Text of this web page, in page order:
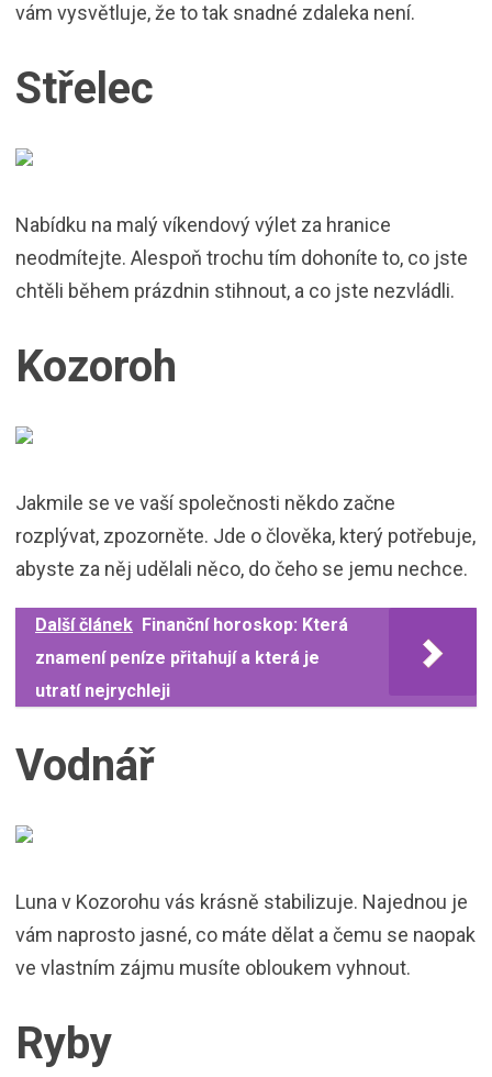
vám vysvětluje, že to tak snadné zdaleka není.
Střelec
Nabídku na malý víkendový výlet za hranice
neodmítejte. Alespoň trochu tím dohoníte to, co jste
chtěli během prázdnin stihnout, a co jste nezvládli.
Kozoroh
Jakmile se ve vaší společnosti někdo začne
rozplývat, zpozorněte. Jde o člověka, který potřebuje,
abyste za něj udělali něco, do čeho se jemu nechce.
Další článek Finanční horoskop: Která
znamení peníze přitahují a která je
utratí nejrychleji
Vodnář
Luna v Kozorohu vás krásně stabilizuje. Najednou je
vám naprosto jasné, co máte dělat a čemu se naopak
ve vlastním zájmu musíte obloukem vyhnout.
Ryby